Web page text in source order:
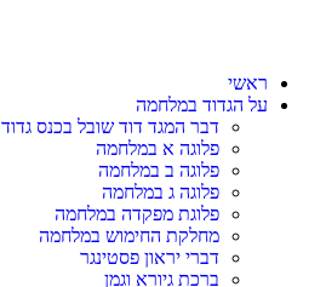
ראשי
על הגדוד במלחמה
דבר המגד דוד שובל בכנס גדוד
פלוגה א במלחמה
פלוגה ב במלחמה
פלוגה ג במלחמה
פלוגת מפקדה במלחמה
מחלקת החימוש במלחמה
דברי יראון פסטינגר
ברכת גיורא וגמן